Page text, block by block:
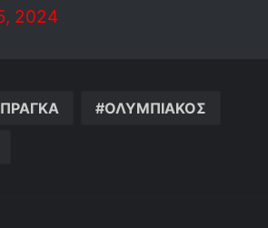
2024
ΟΛΥΜΠΙΑΚΟΣ